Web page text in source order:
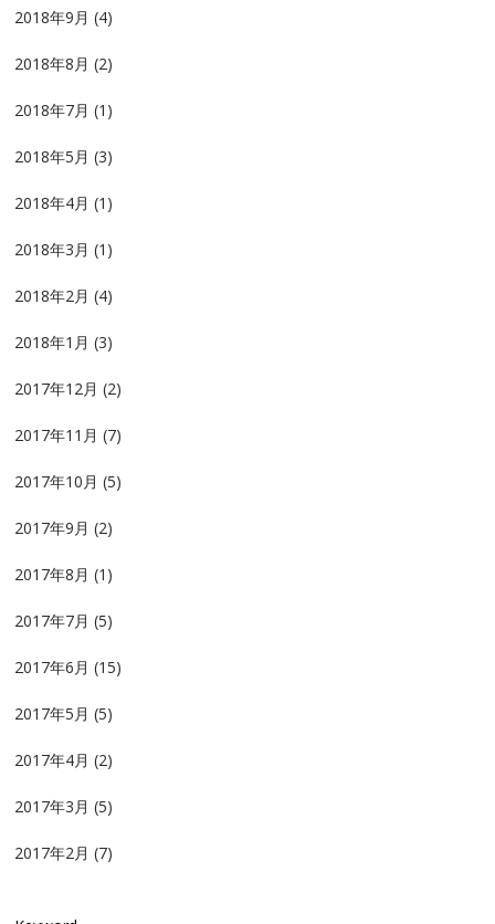
2018年9月 (4)
2018年8月 (2)
2018年7月 (1)
2018年5月 (3)
2018年4月 (1)
2018年3月 (1)
2018年2月 (4)
2018年1月 (3)
2017年12月 (2)
2017年11月 (7)
2017年10月 (5)
2017年9月 (2)
2017年8月 (1)
2017年7月 (5)
2017年6月 (15)
2017年5月 (5)
2017年4月 (2)
2017年3月 (5)
2017年2月 (7)